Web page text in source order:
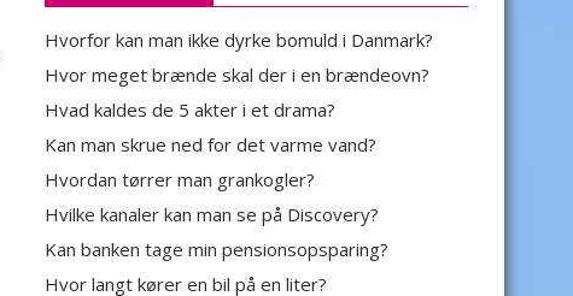
Hvorfor kan man ikke dyrke bomuld i Danmark?
Hvor meget brænde skal der i en brændeovn?
Hvad kaldes de 5 akter i et drama?
Kan man skrue ned for det varme vand?
Hvordan tørrer man grankogler?
Hvilke kanaler kan man se på Discovery?
Kan banken tage min pensionsopsparing?
Hvor langt kører en bil på en liter?